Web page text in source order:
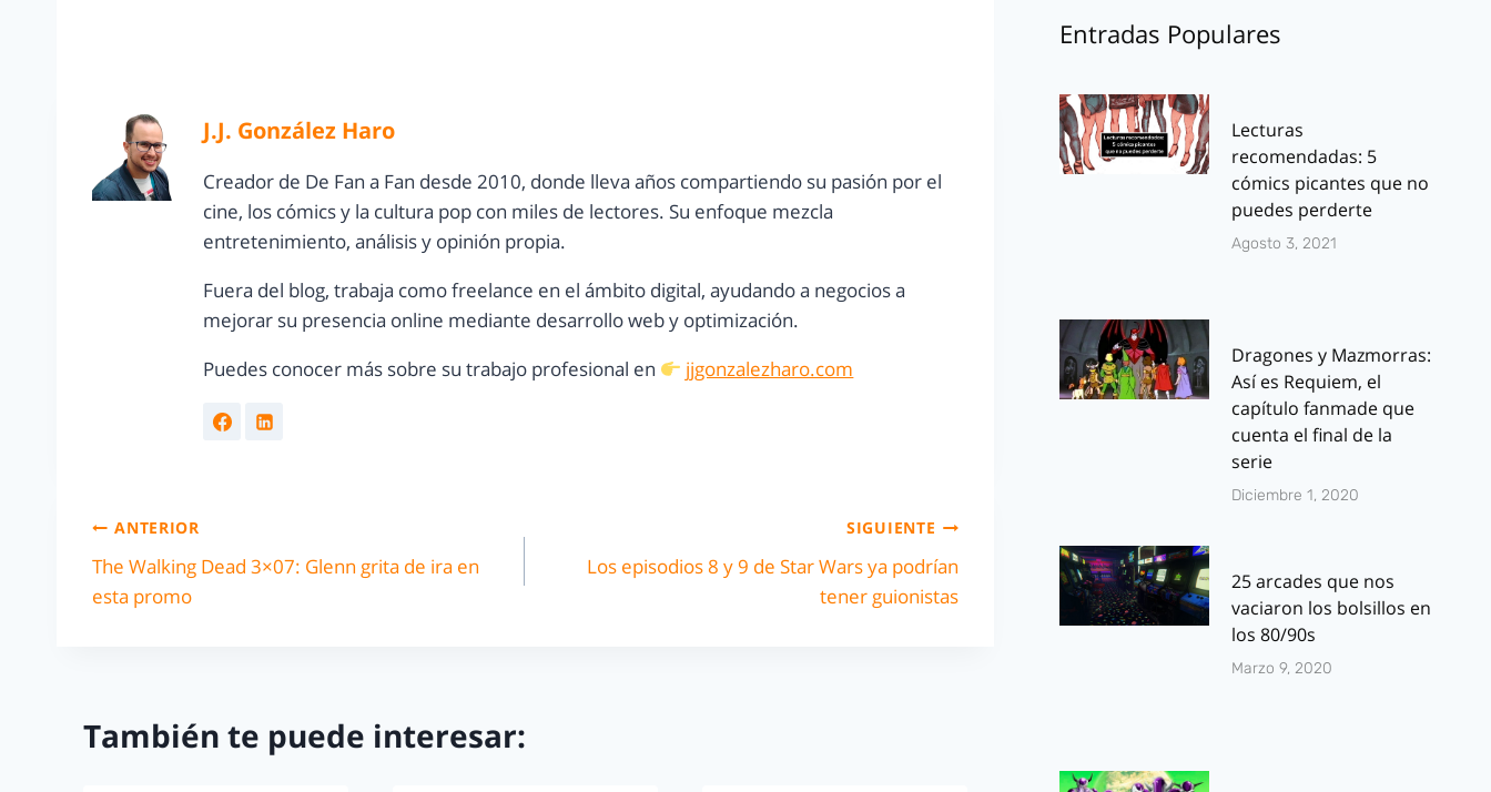
J.J. González Haro
Creador de De Fan a Fan desde 2010, donde lleva años compartiendo su pasión por el
cine, los cómics y la cultura pop con miles de lectores. Su enfoque mezcla
entretenimiento, análisis y opinión propia.
Fuera del blog, trabaja como freelance en el ámbito digital, ayudando a negocios a
mejorar su presencia online mediante desarrollo web y optimización.
Puedes conocer más sobre su trabajo profesional en
jjgonzalezharo.com
ANTERIOR
The Walking Dead 3×07: Glenn grita de ira en
esta promo
SIGUIENTE
Los episodios 8 y 9 de Star Wars ya podrían
tener guionistas
También te puede interesar:
Entradas Populares
Lecturas
recomendadas: 5
cómics picantes que no
puedes perderte
Agosto 3, 2021
Dragones y Mazmorras:
Así es Requiem, el
capítulo fanmade que
cuenta el final de la
serie
Diciembre 1, 2020
25 arcades que nos
vaciaron los bolsillos en
los 80/90s
Marzo 9, 2020